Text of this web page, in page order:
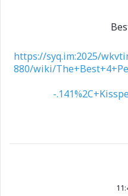
https://syq.im:2025/
880/wiki/